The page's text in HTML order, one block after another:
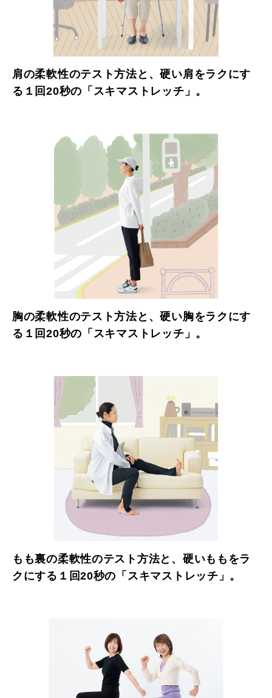
肩の柔軟性のテスト方法と、硬い肩をラクにす
る１回20秒の「スキマストレッチ」。
胸の柔軟性のテスト方法と、硬い胸をラクにす
る１回20秒の「スキマストレッチ」。
もも裏の柔軟性のテスト方法と、硬いももをラ
クにする１回20秒の「スキマストレッチ」。